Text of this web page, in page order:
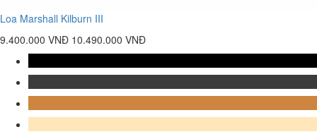
Loa Marshall Kilburn III
9.400.000 VNĐ 10.490.000 VNĐ